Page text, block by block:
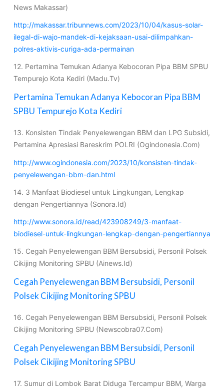
News Makassar)
http://makassar.tribunnews.com/2023/10/04/kasus-solar-
ilegal-di-wajo-mandek-di-kejaksaan-usai-dilimpahkan-
polres-aktivis-curiga-ada-permainan
12. Pertamina Temukan Adanya Kebocoran Pipa BBM SPBU
Tempurejo Kota Kediri (Madu.Tv)
Pertamina Temukan Adanya Kebocoran Pipa BBM
SPBU Tempurejo Kota Kediri
13. Konsisten Tindak Penyelewengan BBM dan LPG Subsidi,
Pertamina Apresiasi Bareskrim POLRI (Ogindonesia.Com)
http://www.ogindonesia.com/2023/10/konsisten-tindak-
penyelewengan-bbm-dan.html
14. 3 Manfaat Biodiesel untuk Lingkungan, Lengkap
dengan Pengertiannya (Sonora.Id)
http://www.sonora.id/read/423908249/3-manfaat-
biodiesel-untuk-lingkungan-lengkap-dengan-pengertiannya
15. Cegah Penyelewengan BBM Bersubsidi, Personil Polsek
Cikijing Monitoring SPBU (Ainews.Id)
Cegah Penyelewengan BBM Bersubsidi, Personil
Polsek Cikijing Monitoring SPBU
16. Cegah Penyelewengan BBM Bersubsidi, Personil Polsek
Cikijing Monitoring SPBU (Newscobra07.Com)
Cegah Penyelewengan BBM Bersubsidi, Personil
Polsek Cikijing Monitoring SPBU
17. Sumur di Lombok Barat Diduga Tercampur BBM, Warga